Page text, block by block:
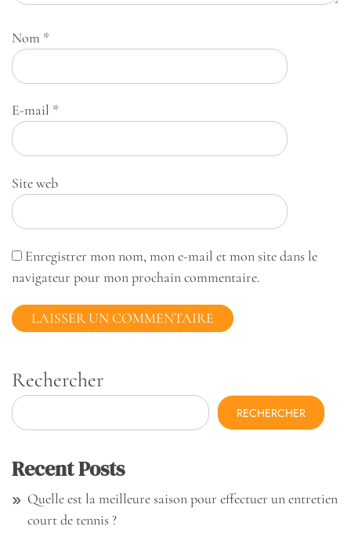
Nom *
E-mail *
Site web
Enregistrer mon nom, mon e-mail et mon site dans le
navigateur pour mon prochain commentaire.
Rechercher
RECHERCHER
Recent Posts
Quelle est la meilleure saison pour effectuer un entretien
court de tennis ?